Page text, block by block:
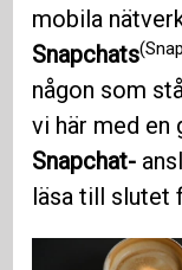
mobila
Snapchats
någon som
vi här med en
Snapchat-
läsa till slutet